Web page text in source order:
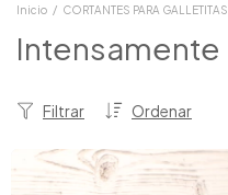
Inicio / CORTANTES PARA GALLETITAS
Intensamente
Ordenar
Filtrar